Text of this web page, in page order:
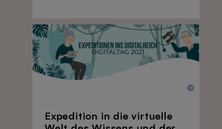
©
Expedition in die virtuelle